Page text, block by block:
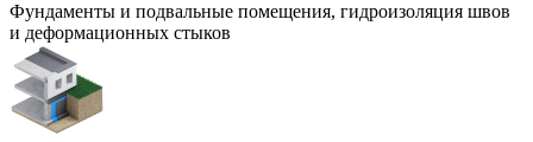
Фундаменты и подвальные помещения, гидроизоляция швов
и деформационных стыков